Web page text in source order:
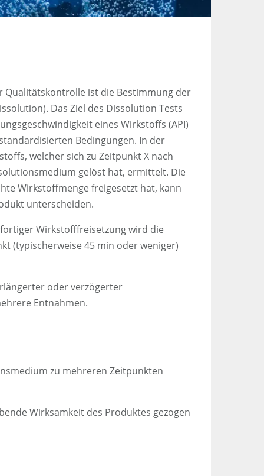
Qualitätskontrolle ist die Bestimmung der
Das Ziel des Dissolution Tests
eines Wirkstoffs (API)
Bedingungen. In der
welcher sich zu Zeitpunkt X nach
gelöst hat, ermittelt. Die
Wirkstoffmenge freigesetzt hat, kann
unterscheiden.
Wirkstofffreisetzung wird die
(typischerweise 45 min oder weniger)
oder verzögerter
Entnahmen.
zu mehreren Zeitpunkten
Wirksamkeit des Produktes gezogen